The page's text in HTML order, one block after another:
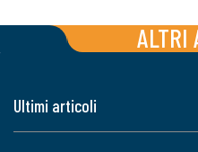
ALTRI
Ultimi articoli